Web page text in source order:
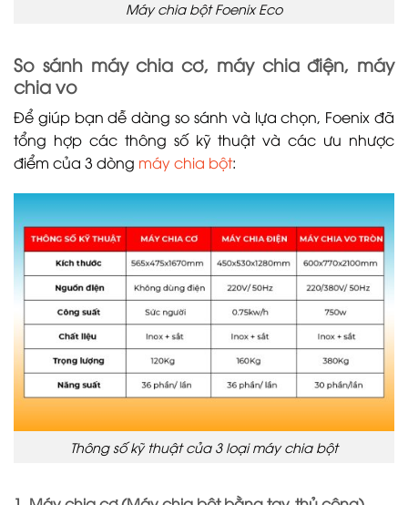
Máy chia bột Foenix Eco
So sánh máy chia cơ, máy chia điện, máy
chia vo
Để giúp bạn dễ dàng so sánh và lựa chọn, Foenix đã
tổng hợp các thông số kỹ thuật và các ưu nhược
điểm của 3 dòng máy chia bột:
Thông số kỹ thuật của 3 loại máy chia bột